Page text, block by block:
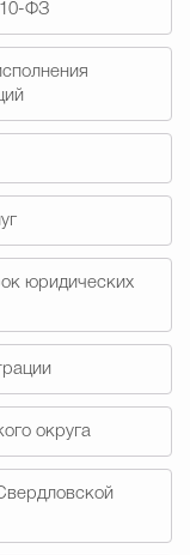
граждан
Муниципальные
ФЗ
юридических
округа